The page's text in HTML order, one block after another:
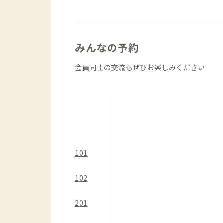
で使いやすく、本格的な調理も可能な
す。
みんなの予約
会員同士の交流もぜひお楽しみください
101
102
201